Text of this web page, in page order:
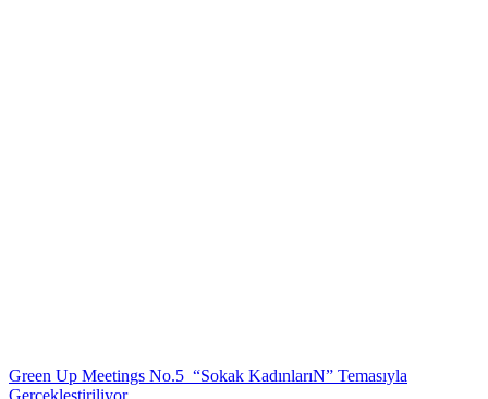
Green Up Meetings No.5 “Sokak KadınlarıN” Temasıyla
Gerçekleştiriliyor